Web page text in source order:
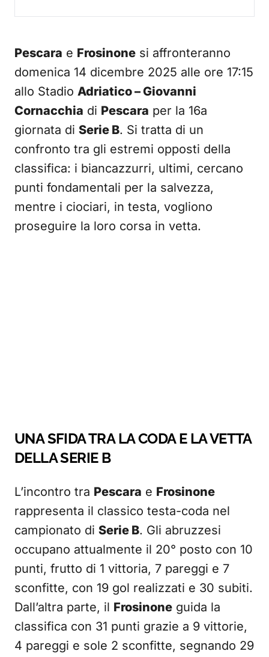
Pescara e Frosinone si affronteranno
domenica 14 dicembre 2025 alle ore 17:15
allo Stadio Adriatico – Giovanni
Cornacchia di Pescara per la 16a
giornata di Serie B. Si tratta di un
confronto tra gli estremi opposti della
classifica: i biancazzurri, ultimi, cercano
punti fondamentali per la salvezza,
mentre i ciociari, in testa, vogliono
proseguire la loro corsa in vetta.
UNA SFIDA TRA LA CODA E LA VETTA
DELLA SERIE B
L’incontro tra Pescara e Frosinone
rappresenta il classico testa-coda nel
campionato di Serie B. Gli abruzzesi
occupano attualmente il 20° posto con 10
punti, frutto di 1 vittoria, 7 pareggi e 7
sconfitte, con 19 gol realizzati e 30 subiti.
Dall’altra parte, il Frosinone guida la
classifica con 31 punti grazie a 9 vittorie,
4 pareggi e sole 2 sconfitte, segnando 29